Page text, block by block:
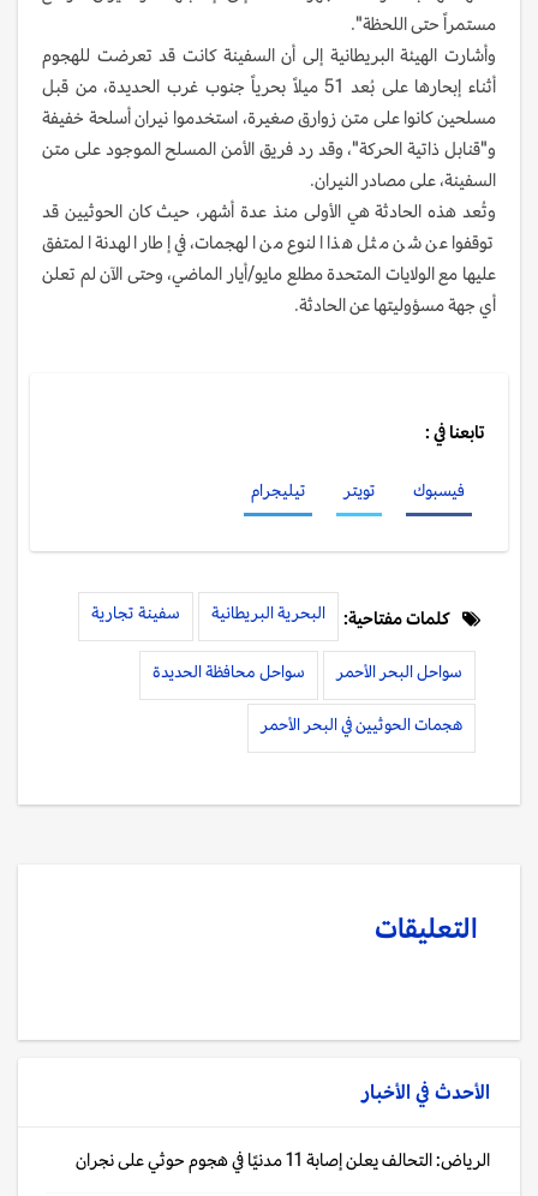
مستمراً حتى اللحظة".
وأشارت الهيئة البريطانية إلى أن السفينة كانت قد تعرضت للهجوم
أثناء إبحارها على بُعد 51 ميلاً بحرياً جنوب غرب الحديدة، من قبل
مسلحين كانوا على متن زوارق صغيرة، استخدموا نيران أسلحة خفيفة
و"قنابل ذاتية الحركة"، وقد رد فريق الأمن المسلح الموجود على متن
السفينة، على مصادر النيران.
وتُعد هذه الحادثة هي الأولى منذ عدة أشهر، حيث كان الحوثيين قد
توقفوا عن شن مثل هذا النوع من الهجمات، في إطار الهدنة المتفق
عليها مع الولايات المتحدة مطلع مايو/أيار الماضي، وحتى الآن لم تعلن
أي جهة مسؤوليتها عن الحادثة.
تابعنا في :
فيسبوك تويتر تيليجرام
كلمات مفتاحية: البحرية البريطانية سفينة تجارية
سواحل البحر الأحمر سواحل محافظة الحديدة
هجمات الحوثيين في البحر الأحمر
التعليقات
الأحدث في الأخبار
الرياض: التحالف يعلن إصابة 11 مدنيًا في هجوم حوثي على نجران